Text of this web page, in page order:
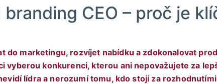
branding CEO – proč je
do marketingu, rozvíjet nabídku a zdokonalovat
vyberou konkurenci, kterou ani nepovažujete za
lídra a nerozumí tomu, kdo stojí za